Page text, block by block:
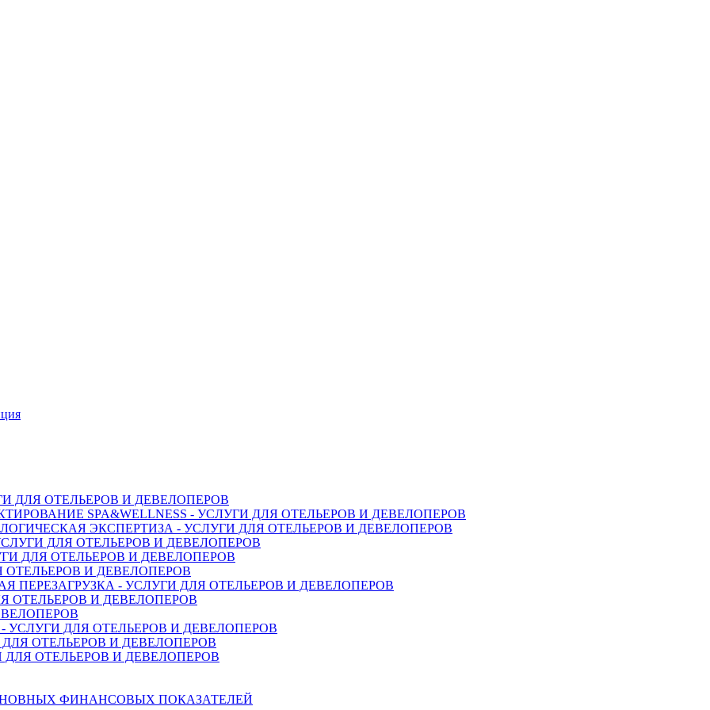
ДЛЯ ОТЕЛЬЕРОВ И ДЕВЕЛОПЕРОВ
SPA&WELLNESS - УСЛУГИ ДЛЯ ОТЕЛЬЕРОВ И ДЕВЕЛОПЕРОВ
ЭКСПЕРТИЗА - УСЛУГИ ДЛЯ ОТЕЛЬЕРОВ И ДЕВЕЛОПЕРОВ
ДЛЯ ОТЕЛЬЕРОВ И ДЕВЕЛОПЕРОВ
ДЛЯ ОТЕЛЬЕРОВ И ДЕВЕЛОПЕРОВ
ОТЕЛЬЕРОВ И ДЕВЕЛОПЕРОВ
ПЕРЕЗАГРУЗКА - УСЛУГИ ДЛЯ ОТЕЛЬЕРОВ И ДЕВЕЛОПЕРОВ
ОТЕЛЬЕРОВ И ДЕВЕЛОПЕРОВ
ДЛЯ ОТЕЛЬЕРОВ И ДЕВЕЛОПЕРОВ
ОТЕЛЬЕРОВ И ДЕВЕЛОПЕРОВ
ОТЕЛЬЕРОВ И ДЕВЕЛОПЕРОВ
ФИНАНСОВЫХ ПОКАЗАТЕЛЕЙ